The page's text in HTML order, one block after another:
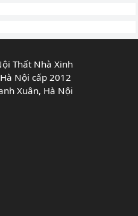
Thất Nhà Xinh
Nội cấp 2012
Xuân, Hà Nội